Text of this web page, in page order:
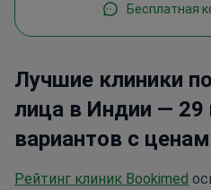
Бесплатная
Лучшие клиники
лица в Индии — 29
вариантов с
Рейтинг клиник Bookimed